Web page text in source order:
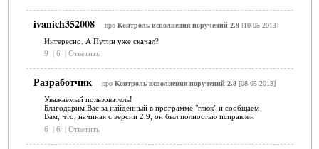
ivanich352008 про Контроль исполнения поручений 2.9[10-05-2013]
Интересно. А Путин уже скачал?
9
| 6 | Ответить
Разработчик про Контроль исполнения поручений 2.8[08-05-2013]
Уважаемый пользователь!
Благодарим Вас за найденный в программе "глюк" и сообщаем
Вам, что, начиная с версии 2.9, он был полностью исправлен
6
| 6 | Ответить